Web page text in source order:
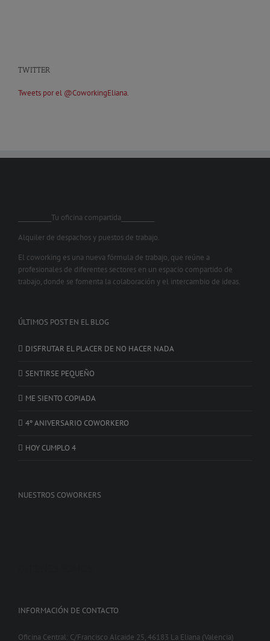
TWITTER
Tweets por el @CoworkingEliana.
___________Tu oficina compartida___________
Alquiler de despachos y puestos de trabajo.
El coworking es una nueva fórmula de trabajo, que reúne a
profesionales de diferentes sectores en un espacio compartido de
trabajo, donde se fomenta la colaboración y el intercambio de ideas.
ÚLTIMOS POST EN EL BLOG
DISFRUTAR EL PLACER DE NO HACER NADA
SENTIRSE PEQUEÑO
ME SIENTO COPIADA
4º ANIVERSARIO COWORKERO
HOY CUMPLO 4
NUESTROS COWORKERS
INFORMACIÓN DE CONTACTO
Oficina Central: C/Francisco Alcaide 25, 46183 La Eliana (Valencia)